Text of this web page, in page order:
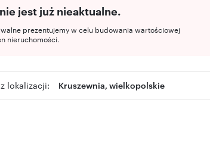
jest już nieaktualne.
prezentujemy w celu budowania wartościowej
nieruchomości.
lokalizacji: Kruszewnia, wielkopolskie